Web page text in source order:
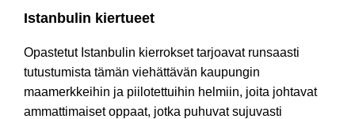
Istanbulin kiertueet
Opastetut Istanbulin kierrokset tarjoavat runsaasti
tutustumista tämän viehättävän kaupungin
maamerkkeihin ja piilotettuihin helmiin, joita johtavat
ammattimaiset oppaat, jotka puhuvat sujuvasti